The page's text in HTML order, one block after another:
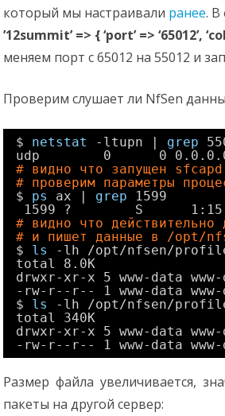
который мы настраивали ранее. В
’12summit’ => { ‘port’ => ‘65012’,
меняем порт с 65012 на 55012 и
Проверим слушает ли NfSen
$ netstat -ltupn | grep
udp        0      0
# видно что запущен
# проверим параметры
$ ps ax | grep
1599
1599 ?        S      1:15
# видно что действительно
# и пишет данные в /opt/
$ ls -lh /opt/nfsen/
total 8.0K
drwxr-xr-x 5 www-data
-rw-r--r-- 1 www-data
$ ls -lh /opt/nfsen/
total 340K
drwxr-xr-x 5 www-data
-rw-r--r-- 1 www-data
Размер файла увеличивается,
пакеты на другой сервер: